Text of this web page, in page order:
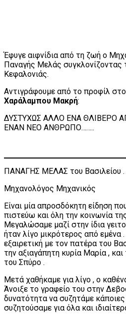
Έφυγε αιφνίδια από τη ζωή ο
Παναγής Μελάς συγκλονίζοντας
Κεφαλονιάς.
Αντιγράφουμε από το προφίλ
Χαράλαμπου Μακρή:
ΔΥΣΤΥΧΩΣ ΑΛΛΟ ΕΝΑ ΘΛΙΒΕΡΟ
ΕΝΑΝ ΝΕΟ ΑΝΘΡΩΠΟ……..
ΠΑΝΑΓΗΣ ΜΕΛΑΣ του Βασιλείου .
Μηχανολόγος Μηχανικός
Είναι μία απροσδόκητη είδηση
πιστεύω και όλη την κοινωνία
Μεγαλώσαμε μαζί στην ίδια
ήταν λίγο μικρότερος από εμένα
εξαιρετική με τον πατέρα του
την αξιαγάπητη κυρία Μαρία ,
του Σπύρο .
Μετά χαθήκαμε για λίγο , ο
Άνοιξε το γραφείο του στην
δυνατότητα να συζητάμε
συζητούσαμε για όλα και